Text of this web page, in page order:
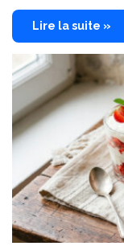
Lire la suite »